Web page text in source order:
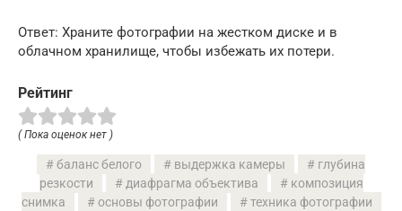
Ответ: Храните фотографии на жестком диске и в
облачном хранилище, чтобы избежать их потери.
Рейтинг
( Пока оценок нет )
баланс белого выдержка камеры
глубина
резкости
диафрагма объектива
композиция
снимка
основы фотографии
техника фотографии